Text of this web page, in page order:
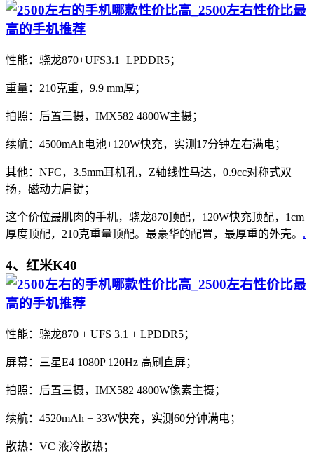
性能：骁龙870+UFS3.1+LPDDR5；
重量：210克重，9.9 mm厚；
拍照：后置三摄，IMX582 4800W主摄；
续航：4500mAh电池+120W快充，实测17分钟左右满电；
其他：NFC，3.5mm耳机孔，Z轴线性马达，0.9cc对称式双
扬，磁动力肩键；
这个价位最肌肉的手机，骁龙870顶配，120W快充顶配，1cm
厚度顶配，210克重量顶配。最豪华的配置，最厚重的外壳。 .
4、红米K40
性能：骁龙870 + UFS 3.1 + LPDDR5；
屏幕：三星E4 1080P 120Hz 高刷直屏；
拍照：后置三摄，IMX582 4800W像素主摄；
续航：4520mAh + 33W快充，实测60分钟满电；
散热：VC 液冷散热；